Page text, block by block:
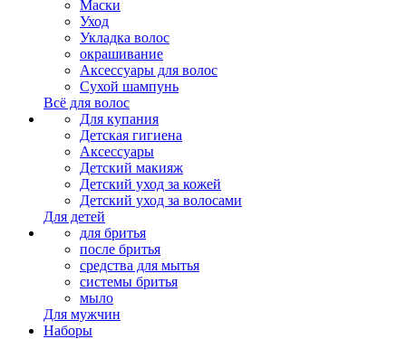
Маски
Уход
Укладка волос
окрашивание
Аксессуары для волос
Сухой шампунь
Всё для волос
Для купания
Детская гигиена
Аксессуары
Детский макияж
Детский уход за кожей
Детский уход за волосами
Для детей
для бритья
после бритья
средства для мытья
системы бритья
мыло
Для мужчин
Наборы